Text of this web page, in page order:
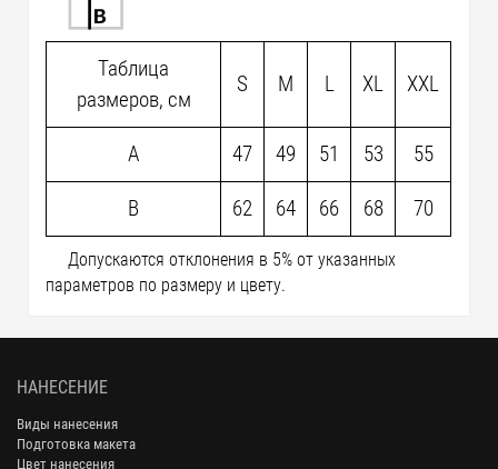
Таблица
размеров, см
S M L XL XXL
A 47 49 51 53 55
B 62 64 66 68 70
Допускаются отклонения в 5% от указанных
параметров по размеру и цвету.
НАНЕСЕНИЕ
Виды нанесения
Подготовка макета
Цвет нанесения